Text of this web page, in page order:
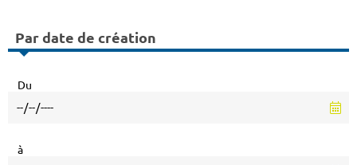
Par date de création
Du
à